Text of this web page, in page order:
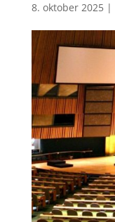
8. oktober 2025|